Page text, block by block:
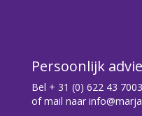
Persoonlijk
Bel + 31 (0) 622 43 7003
of mail naar